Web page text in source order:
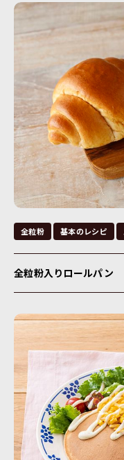
全粒粉 基本のレシピ
全粒粉入りロールパン